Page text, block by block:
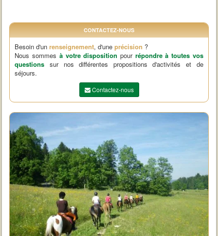
CONTACTEZ-NOUS
Besoin d'unrenseignement, d'uneprécision ?
Nous sommes à votre disposition pour répondre à toutes vos
questions sur nos différentes propositions d'activités et de
séjours.
Contactez-nous